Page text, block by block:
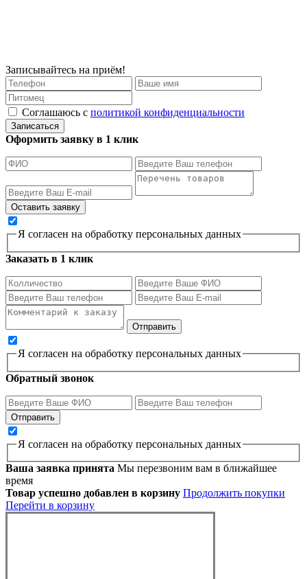
Записывайтесь на приём!
Соглашаюсь с политикой конфиденциальности
Записаться
Оформить заявку в 1 клик
Я согласен на обработку персональных данных
Заказать в 1 клик
Я согласен на обработку персональных данных
Обратный звонок
Я согласен на обработку персональных данных
Ваша заявка принята Мы перезвоним вам в ближайшее
время
Товар успешно добавлен в корзину Продолжить покупки
Перейти в корзину